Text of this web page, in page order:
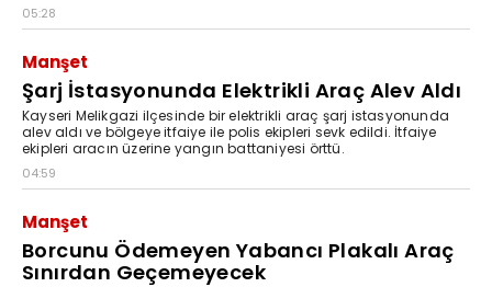
05:28
Manşet
Şarj İstasyonunda Elektrikli Araç Alev Aldı
Kayseri Melikgazi ilçesinde bir elektrikli araç şarj istasyonunda
alev aldı ve bölgeye itfaiye ile polis ekipleri sevk edildi. İtfaiye
ekipleri aracın üzerine yangın battaniyesi örttü.
04:59
Manşet
Borcunu Ödemeyen Yabancı Plakalı Araç
Sınırdan Geçemeyecek